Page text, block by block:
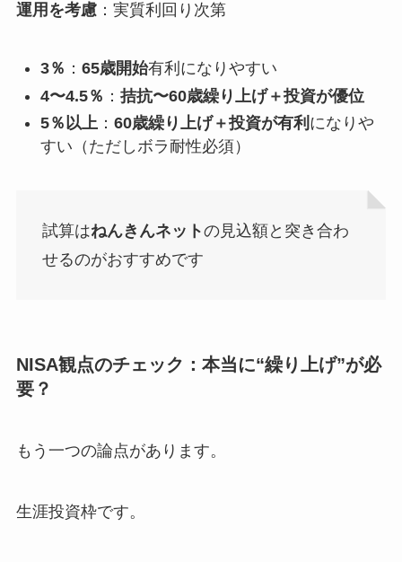
運用を考慮：実質利回り次第
3％ ： 65歳開始有利になりやすい
4〜4.5％ ： 拮抗〜60歳繰り上げ＋投資が優位
5％以上： 60歳繰り上げ＋投資が有利 になりや
すい（ただしボラ耐性必須）
試算はねんきんネットの見込額と突き合わ
せるのがおすすめです
NISA観点のチェック：本当に“繰り上げ”が必
要？
もう一つの論点があります。
生涯投資枠です。